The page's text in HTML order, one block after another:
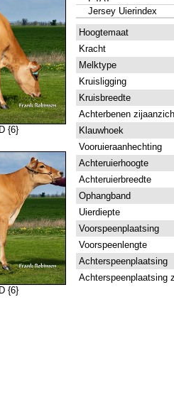
{6}
{6}
Jersey Uierindex
Hoogtemaat
Kracht
Melktype
Kruisligging
Kruisbreedte
Achterbenen
Klauwhoek
Vooruieraanhechting
Achteruierhoogte
Achteruierbreedte
Ophangband
Uierdiepte
Voorspeenplaatsing
Voorspeenlengte
Achterspeenplaatsing
Achterspeenplaatsing